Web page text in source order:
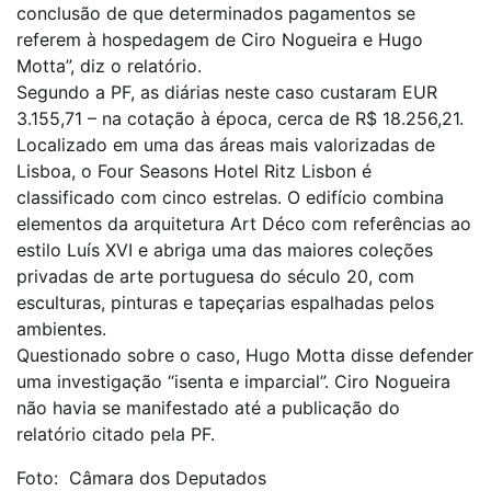
conclusão de que determinados pagamentos se
referem à hospedagem de Ciro Nogueira e Hugo
Motta”, diz o relatório.
Segundo a PF, as diárias neste caso custaram EUR
3.155,71 – na cotação à época, cerca de R$ 18.256,21.
Localizado em uma das áreas mais valorizadas de
Lisboa, o Four Seasons Hotel Ritz Lisbon é
classificado com cinco estrelas. O edifício combina
elementos da arquitetura Art Déco com referências ao
estilo Luís XVI e abriga uma das maiores coleções
privadas de arte portuguesa do século 20, com
esculturas, pinturas e tapeçarias espalhadas pelos
ambientes.
Questionado sobre o caso, Hugo Motta disse defender
uma investigação “isenta e imparcial”. Ciro Nogueira
não havia se manifestado até a publicação do
relatório citado pela PF.
Foto: Câmara dos Deputados